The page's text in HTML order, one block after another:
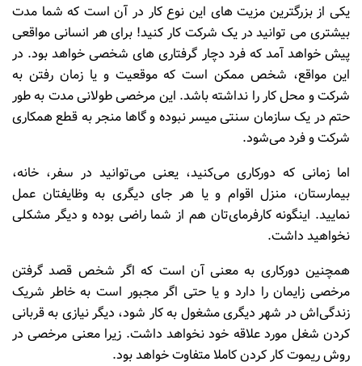
یکی از بزرگترین مزیت های این نوع کار در آن است که شما مدت
بیشتری می توانید در یک شرکت کار کنید! برای هر انسانی مواقعی
پیش خواهد آمد که فرد دچار گرفتاری های شخصی خواهد بود. در
این مواقع، شخص ممکن است که موقعیت و یا زمان رفتن به
شرکت و محل کار را نداشته باشد. این مرخصی طولانی مدت به طور
حتم در یک سازمان سنتی میسر نبوده و گاها منجر به قطع همکاری
شرکت و فرد می‌شود.
اما زمانی که دورکاری می‌کنید، یعنی می‌توانید در سفر، خانه،
بیمارستان، منزل اقوام و یا هر جای دیگری به وظایفتان عمل
نمایید. اینگونه کارفرمای‌تان هم از شما راضی بوده و دیگر مشکلی
نخواهید داشت.
همچنین دورکاری به معنی آن است که اگر شخص قصد گرفتن
مرخصی زایمان را دارد و یا حتی اگر مجبور است به خاطر شریک
زندگی‌اش در شهر دیگری مشغول به کار شود، دیگر نیازی به قربانی
کردن شغل مورد علاقه خود نخواهد داشت. زیرا معنی مرخصی در
روش ریموت کار کردن کاملا متفاوت خواهد بود.